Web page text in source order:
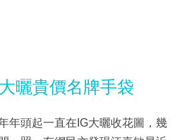
曬貴價名牌手袋
年頭起一直在IG大曬收花圖，幾